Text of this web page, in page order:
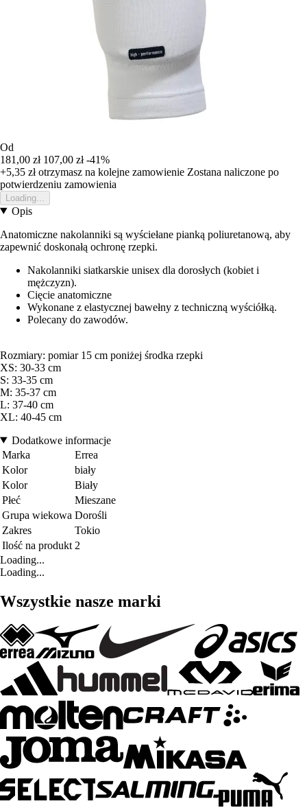
Od
181,00 zł 107,00 zł -41%
+5,35 złotrzymasz na kolejne zamowienie Zostana naliczone po
potwierdzeniu zamowienia
Loading...
Opis
Anatomiczne nakolanniki są wyściełane pianką poliuretanową, aby
zapewnić doskonałą ochronę rzepki.
Nakolanniki siatkarskie unisex dla dorosłych (kobiet i
mężczyzn).
Cięcie anatomiczne
Wykonane z elastycznej bawełny z techniczną wyściółką.
Polecany do zawodów.
Rozmiary: pomiar 15 cm poniżej środka rzepki
XS: 30-33 cm
S: 33-35 cm
M: 35-37 cm
L: 37-40 cm
XL: 40-45 cm
Dodatkowe informacje
Marka
Errea
Kolor
biały
Kolor
Biały
Płeć
Mieszane
Grupa wiekowa Dorośli
Zakres
Tokio
Ilość na produkt 2
Loading...
Loading...
Wszystkie nasze marki